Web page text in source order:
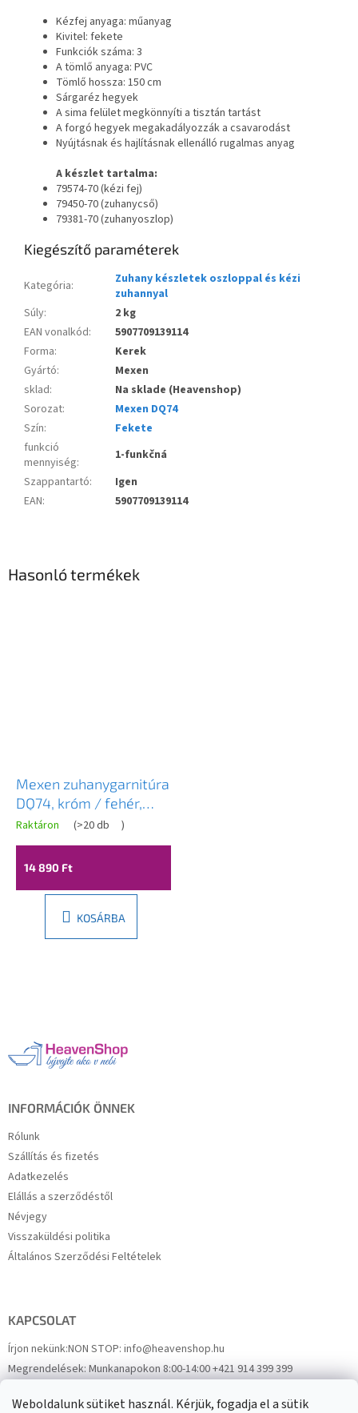
Weboldalunk sütiket használ. Kérjük, fogadja el a sütik
Kézfej anyaga: műanyag
Kivitel: fekete
Funkciók száma: 3
A tömlő anyaga: PVC
Tömlő hossza: 150 cm
Sárgaréz hegyek
A sima felület megkönnyíti a tisztán tartást
A forgó hegyek megakadályozzák a csavarodást
Nyújtásnak és hajlításnak ellenálló rugalmas anyag
A készlet tartalma:
79574-70 (kézi fej)
79450-70 (zuhanycső)
79381-70 (zuhanyoszlop)
Kiegészítő paraméterek
Kategória:
Zuhany készletek oszloppal és kézi
zuhannyal
Súly:
2 kg
EAN vonalkód:
5907709139114
Forma:
Kerek
Gyártó:
Mexen
sklad:
Na sklade (Heavenshop)
Sorozat:
Mexen DQ74
Szín:
Fekete
funkció
mennyiség:
1-funkčná
Szappantartó:
Igen
EAN: 5907709139114
Hasonló termékek
Mexen zuhanygarnitúra
DQ74, króm / fehér,
785744581-00
Raktáron (>20 db )
14 890 Ft
KOSÁRBA
INFORMÁCIÓK ÖNNEK
Rólunk
Szállítás és fizetés
Adatkezelés
Elállás a szerződéstől
Névjegy
Visszaküldési politika
Általános Szerződési Feltételek
KAPCSOLAT
Írjon nekünk:NON STOP: info@heavenshop.hu
Megrendelések:Munkanapokon 8:00-14:00 +421 914 399 399
FacebookHeavenShop.sk